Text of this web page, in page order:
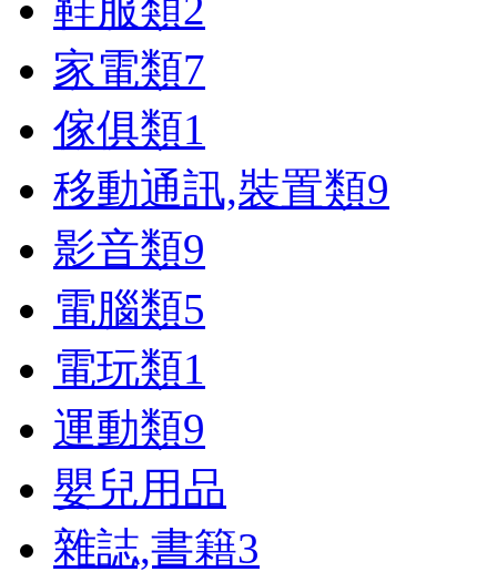
家電類7
傢俱類1
移動通訊,裝置類9
影音類9
電腦類5
電玩類1
運動類9
嬰兒用品
雜誌,書籍3